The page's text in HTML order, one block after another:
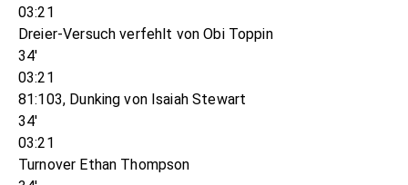
03:21
Dreier-Versuch verfehlt von Obi Toppin
34'
03:21
81:103, Dunking von Isaiah Stewart
34'
03:21
Turnover Ethan Thompson